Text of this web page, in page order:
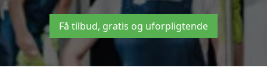
Få tilbud, gratis og uforpligtende